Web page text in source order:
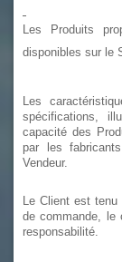
Les Produits
disponibles sur le
Les
spécifications,
capacité des
par les
Vendeur.
Le Client est
de commande, le
responsabilité.